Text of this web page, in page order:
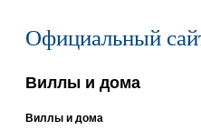
Официальный
Виллы и дома
Виллы и дома